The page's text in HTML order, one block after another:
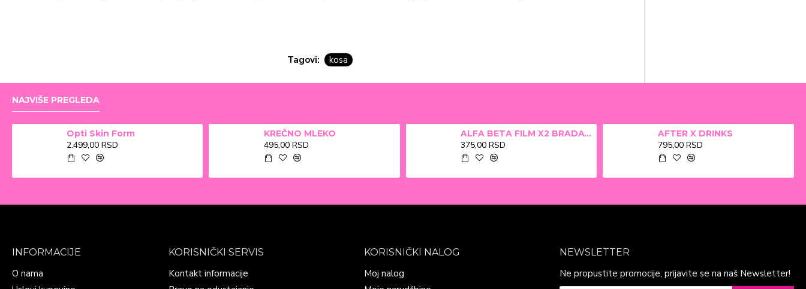
Tagovi: kosa
NAJVIŠE PREGLEDA
Opti Skin Form
2.499,00 RSD
KREČNO MLEKO
495,00 RSD
ALFA BETA FILM X2 BRADAVICE, KURJE OKO 15ml
375,00 RSD
AFTER X DRINKS
795,00 RSD
INFORMACIJE
O nama
KORISNIČKI SERVIS
Kontakt informacije
KORISNIČKI NALOG
Moj nalog
NEWSLETTER
Ne propustite promocije, prijavite se na naš Newsletter!